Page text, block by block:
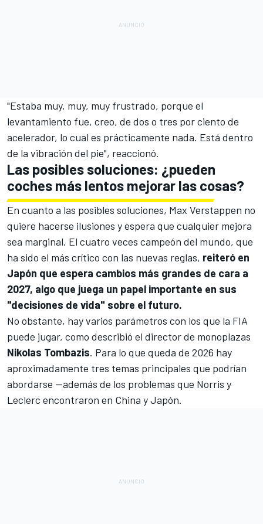
"Estaba muy, muy, muy frustrado, porque el
levantamiento fue, creo, de dos o tres por ciento de
acelerador, lo cual es prácticamente nada. Está dentro
de la vibración del pie", reaccionó.
Las posibles soluciones: ¿pueden
coches más lentos mejorar las cosas?
En cuanto a las posibles soluciones, Max Verstappen no
quiere hacerse ilusiones y espera que cualquier mejora
sea marginal. El cuatro veces campeón del mundo, que
ha sido el más crítico con las nuevas reglas, reiteró en
Japón que espera cambios más grandes de cara a
2027, algo que juega un papel importante en sus
"decisiones de vida" sobre el futuro.
No obstante, hay varios parámetros con los que la FIA
puede jugar, como describió el director de monoplazas
Nikolas Tombazis. Para lo que queda de 2026 hay
aproximadamente tres temas principales que podrían
abordarse —además de los problemas que Norris y
Leclerc encontraron en China y Japón.